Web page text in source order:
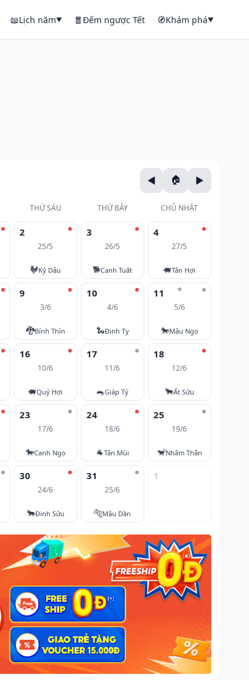
📖Lịch năm▼ 🧧Đếm ngược Tết 🧭Khám phá▼
THỨ SÁU THỨ BẢY CHỦ NHẬT
2
25/5
🐓Kỷ Dậu
3
26/5
🐕Canh Tuất
4
27/5
🐖Tân Hợi
9
3/6
🐉Bính Thìn
10
4/6
🐍Đinh Tỵ
⭐
11
5/6
🐎Mậu Ngọ
16
10/6
🐖Quý Hợi
17
11/6
🐀Giáp Tý
18
12/6
🐂Ất Sửu
23
17/6
🐎Canh Ngọ
24
18/6
🐐Tân Mùi
25
19/6
🐒Nhâm Thân
30
24/6
🐂Đinh Sửu
31
25/6
🐅Mậu Dần
1